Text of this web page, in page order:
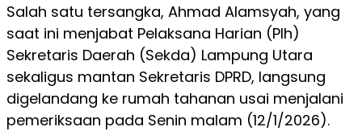
Salah satu tersangka, Ahmad Alamsyah, yang
saat ini menjabat Pelaksana Harian (Plh)
Sekretaris Daerah (Sekda) Lampung Utara
sekaligus mantan Sekretaris DPRD, langsung
digelandang ke rumah tahanan usai menjalani
pemeriksaan pada Senin malam (12/1/2026).